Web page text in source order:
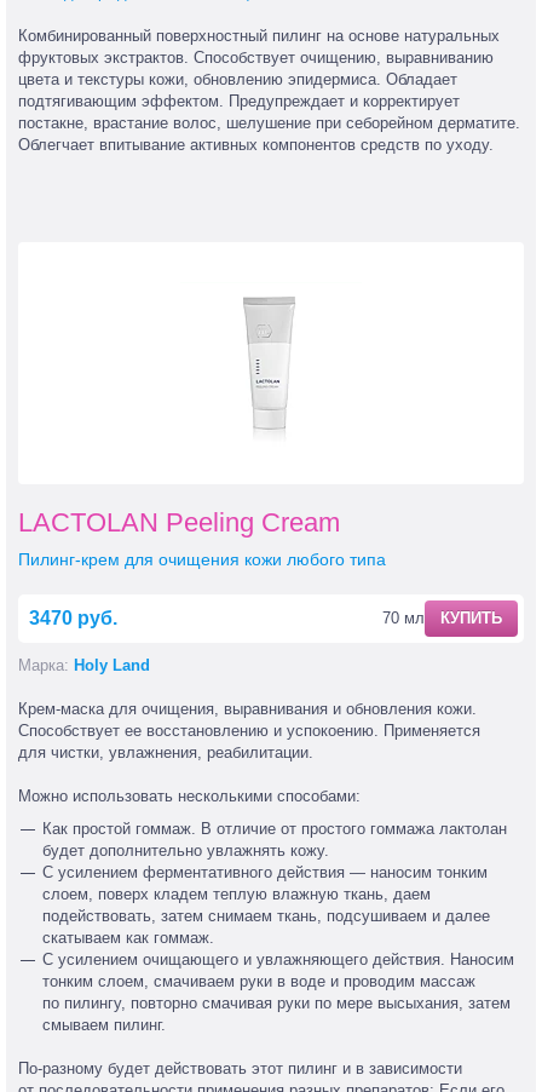
Комбинированный поверхностный пилинг на основе натуральных
фруктовых экстрактов. Способствует очищению, выравниванию
цвета и текстуры кожи, обновлению эпидермиса. Обладает
подтягивающим эффектом. Предупреждает и корректирует
постакне, врастание волос, шелушение при себорейном дерматите.
Облегчает впитывание активных компонентов средств по уходу.
LACTOLAN Peeling Cream
Пилинг-крем для очищения кожи любого типа
3470 руб. 70 мл КУПИТЬ
Марка: Holy Land
Крем-маскадля очищения, выравнивания и обновления кожи.
Способствует ее восстановлению и успокоению. Применяется
для чистки, увлажнения, реабилитации.
Можно использовать несколькими способами:
Как простой гоммаж. В отличие от простого гоммажа лактолан
будет дополнительно увлажнять кожу.
С усилением ферментативного действия — наносим тонким
слоем, поверх кладем теплую влажную ткань, даем
подействовать, затем снимаем ткань, подсушиваем и далее
скатываем как гоммаж.
С усилением очищающего и увлажняющего действия. Наносим
тонким слоем, смачиваем руки в воде и проводим массаж
по пилингу, повторно смачивая руки по мере высыхания, затем
смываем пилинг.
По-разному будет действовать этот пилинг и в зависимости